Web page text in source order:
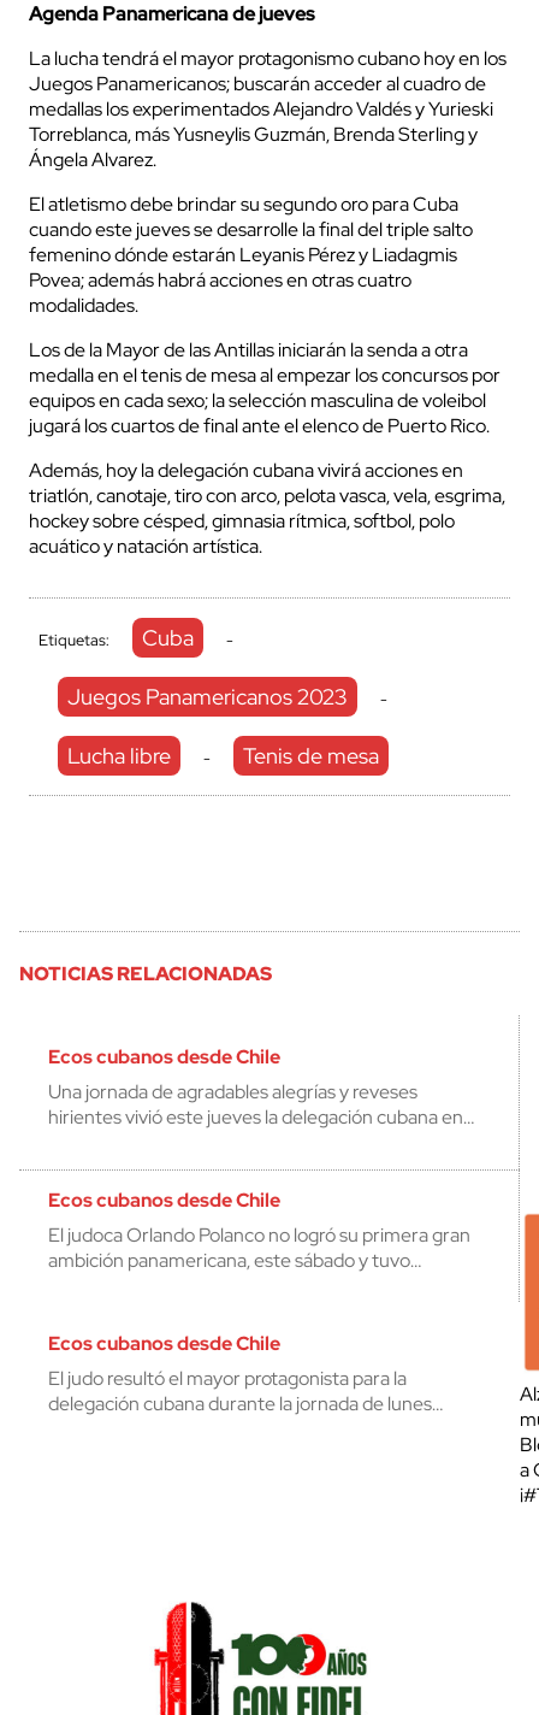
Agenda Panamericana de jueves
La lucha tendrá el mayor protagonismo cubano hoy en los
Juegos Panamericanos; buscarán acceder al cuadro de
medallas los experimentados Alejandro Valdés y Yurieski
Torreblanca, más Yusneylis Guzmán, Brenda Sterling y
Ángela Alvarez.
El atletismo debe brindar su segundo oro para Cuba
cuando este jueves se desarrolle la final del triple salto
femenino dónde estarán Leyanis Pérez y Liadagmis
Povea; además habrá acciones en otras cuatro
modalidades.
Los de la Mayor de las Antillas iniciarán la senda a otra
medalla en el tenis de mesa al empezar los concursos por
equipos en cada sexo; la selección masculina de voleibol
jugará los cuartos de final ante el elenco de Puerto Rico.
Además, hoy la delegación cubana vivirá acciones en
triatlón, canotaje, tiro con arco, pelota vasca, vela, esgrima,
hockey sobre césped, gimnasia rítmica, softbol, polo
acuático y natación artística.
Etiquetas: Cuba -
Juegos Panamericanos 2023 -
Lucha libre - Tenis de mesa
NOTICIAS RELACIONADAS
Ecos cubanos desde Chile
Una jornada de agradables alegrías y reveses
hirientes vivió este jueves la delegación cubana en…
Ecos cubanos desde Chile
El judoca Orlando Polanco no logró su primera gran
ambición panamericana, este sábado y tuvo…
Ecos cubanos desde Chile
El judo resultó el mayor protagonista para la
delegación cubana durante la jornada de lunes…
a